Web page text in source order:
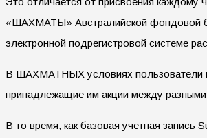
«ШАХМАТЫ» Австралийской фондовой
электронной подрегистровой системе
В ШАХМАТНЫХ условиях пользователи
принадлежащие им акции между разными
В то время, как базовая учетная запись